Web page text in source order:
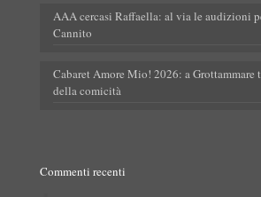
AAA cercasi Raffaella: al via le audizioni
Cannito
Cabaret Amore Mio! 2026: a Grottammare
della comicità
Commenti recenti